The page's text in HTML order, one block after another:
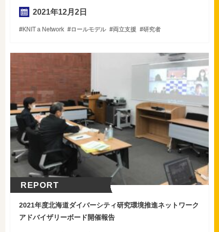
2021年12月 2日
KNIT a Network ロールモデル 両立支援 研究者
REPORT
2021年度北海道ダイバーシティ研究環境推進ネットワーク
アドバイザリーボード開催報告